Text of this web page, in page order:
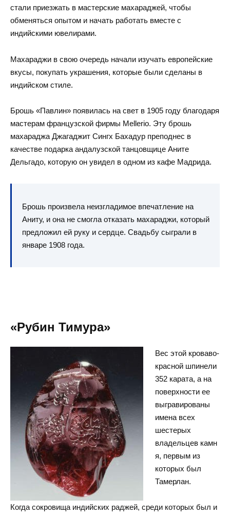
стали приезжать в мастерские махараджей, чтобы
обменяться опытом и начать работать вместе с
индийскими ювелирами.
Махараджи в свою очередь начали изучать европейские
вкусы, покупать украшения, которые были сделаны в
индийском стиле.
Брошь «Павлин» появилась на свет в 1905 году благодаря
мастерам французской фирмы Mellerio. Эту брошь
махараджа Джагаджит Сингх Бахадур преподнес в
качестве подарка андалузской танцовщице Аните
Дельгадо, которую он увидел в одном из кафе Мадрида.
Брошь произвела неизгладимое впечатление на
Аниту, и она не смогла отказать махараджи, который
предложил ей руку и сердце. Свадьбу сыграли в
январе 1908 года.
«Рубин Тимура»
Вес этой кроваво-
красной шпинели
352 карата, а на
поверхности ее
выгравированы
имена всех
шестерых
владельцев камн
я, первым из
которых был
Тамерлан.
Когда сокровища индийских раджей, среди которых был и